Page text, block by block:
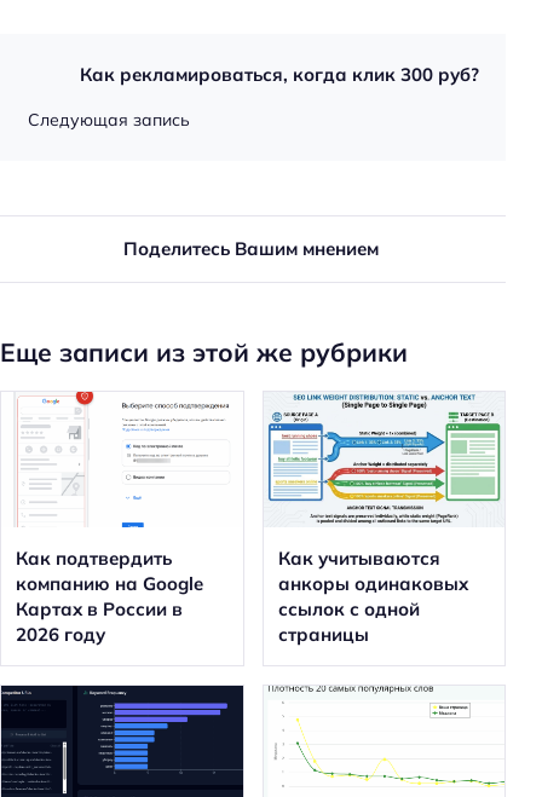
Как рекламироваться, когда клик 300 руб?
Следующая запись
Поделитесь Вашим мнением
Еще записи из этой же рубрики
Как подтвердить
компанию на Google
Картах в России в
2026 году
Как учитываются
анкоры одинаковых
ссылок с одной
страницы